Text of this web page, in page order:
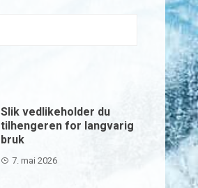
Slik vedlikeholder du
tilhengeren for langvarig
bruk
7. mai 2026